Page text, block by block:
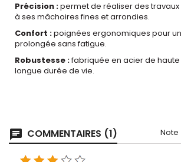
Précision :permet de réaliser des
à ses mâchoires fines et arrondies.
Confort :poignées ergonomiques pour
prolongée sans fatigue.
Robustesse :fabriquée en acier de
longue durée de vie.
chat COMMENTAIRES (1) Note